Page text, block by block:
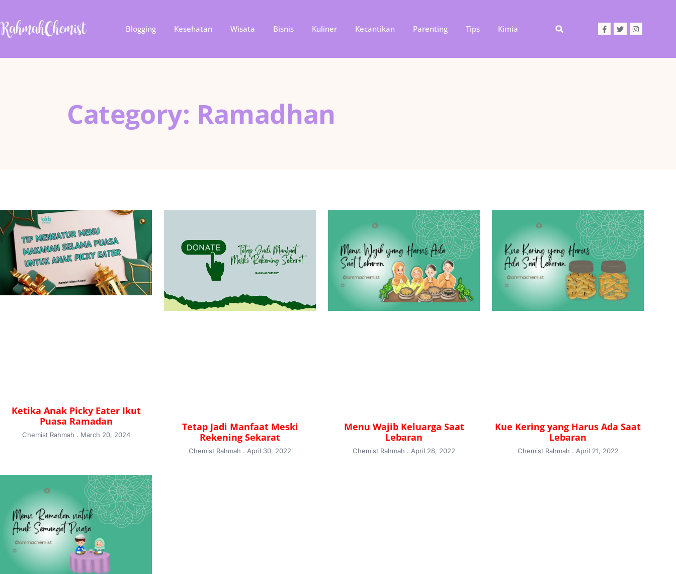
Blogging Kesehatan Wisata Bisnis Kuliner Kecantikan Parenting Tips Kimia
Category: Ramadhan
Ketika Anak Picky Eater Ikut
Puasa Ramadan
Chemist Rahmah March 20, 2024
Tetap Jadi Manfaat Meski
Rekening Sekarat
Chemist Rahmah April 30, 2022
Menu Wajib Keluarga Saat
Lebaran
Chemist Rahmah April 28, 2022
Kue Kering yang Harus Ada Saat
Lebaran
Chemist Rahmah April 21, 2022